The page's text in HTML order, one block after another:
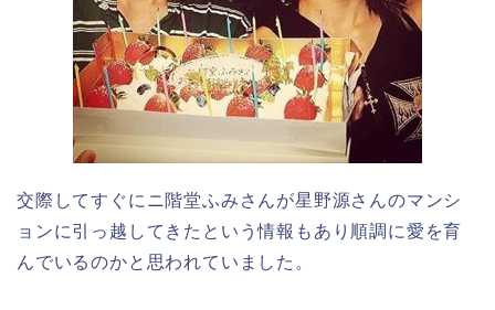
交際してすぐにニ階堂ふみさんが星野源さんのマンシ
ョンに引っ越してきたという情報もあり順調に愛を育
んでいるのかと思われていました。